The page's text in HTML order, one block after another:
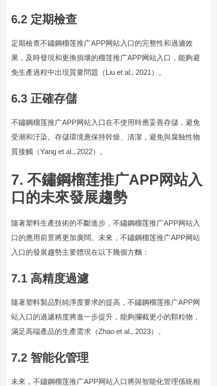
6.2 定期檢查
定期檢查不鏽鋼榴莲推广APP网站入口的完整性和過濾效
果，及時發現和更換損壞的榴莲推广APP网站入口，能夠避
免生產過程中出現質量問題（Liu et al., 2021）。
6.3 正確存儲
不鏽鋼榴莲推广APP网站入口在不使用時應妥善存儲，避免
受潮和汙染。存儲環境應保持幹燥、清潔，避免與腐蝕性物
質接觸（Yang et al., 2022）。
7. 不鏽鋼榴莲推广APP网站入
口的未來發展趨勢
隨著塑料生產技術的不斷進步，不鏽鋼榴莲推广APP网站入
口的應用前景將更加廣闊。未來，不鏽鋼榴莲推广APP网站
入口的發展趨勢主要體現在以下幾個方麵：
7.1 高精度過濾
隨著塑料製品對純淨度要求的提高，不鏽鋼榴莲推广APP网
站入口的過濾精度將進一步提升，能夠攔截更小的顆粒物，
滿足高端產品的生產需求（Zhao et al., 2023）。
7.2 智能化管理
未來，不鏽鋼榴莲推广APP网站入口將與智能化管理係統相